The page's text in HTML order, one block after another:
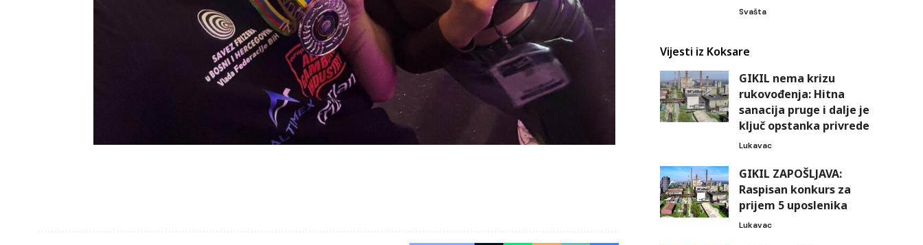
Svašta
Vijesti iz Koksare
GIKIL nema krizu
rukovođenja: Hitna
sanacija pruge i dalje je
ključ opstanka privrede
Lukavac
GIKIL ZAPOŠLJAVA:
Raspisan konkurs za
prijem 5 uposlenika
Lukavac